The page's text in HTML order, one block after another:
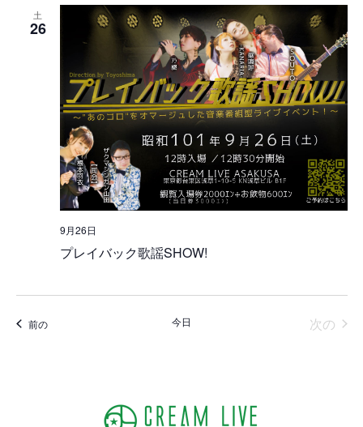
土
26
プレイバック歌謡SHOW!
9月26日
前のイベント 今日 次のイ